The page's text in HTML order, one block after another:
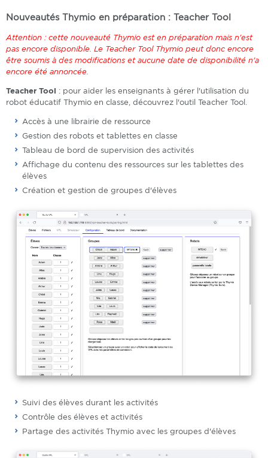
Nouveautés Thymio en préparation : Teacher Tool
Attention : cette nouveauté Thymio est en préparation mais n'est
pas encore disponible. Le Teacher Tool Thymio peut donc encore
être soumis à des modifications et aucune date de disponibilité n'a
encore été annoncée.
Teacher Tool : pour aider les enseignants à gérer l'utilisation du
robot éducatif Thymio en classe, découvrez l'outil Teacher Tool.
Accès à une librairie de ressource
Gestion des robots et tablettes en classe
Tableau de bord de supervision des activités
Affichage du contenu des ressources sur les tablettes des
élèves
Création et gestion de groupes d'élèves
Suivi des élèves durant les activités
Contrôle des élèves et activités
Partage des activités Thymio avec les groupes d'élèves